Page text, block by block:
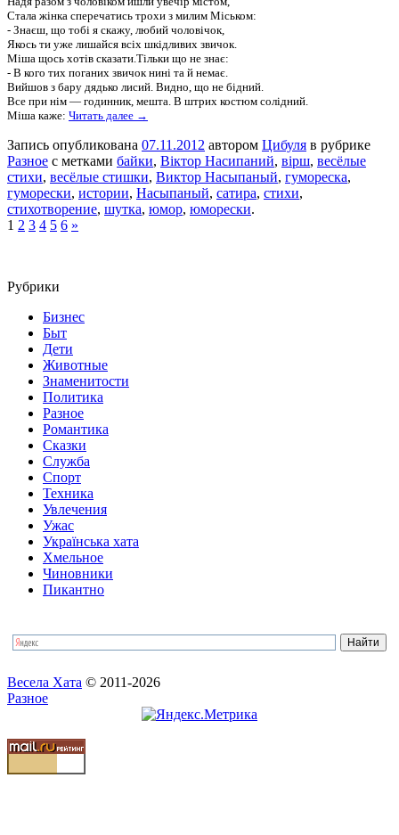
Стала жінка сперечатись трохи з милим Міськом:
- Знаєш, що тобі я скажу, любий чоловічок,
Якось ти уже лишайся всіх шкідливих звичок.
Міша щось хотів сказати.Тільки що не знає:
- В кого тих поганих звичок нині та й немає.
Вийшов з бару дядько лисий. Видно, що не бідний.
Все при нім — годинник, мешта. В штрих костюм солідний.
Міша каже: Читать далее →
Запись опубликована 07.11.2012 автором Цибуля в рубрике
Разное с метками байки, Віктор Насипаний, вірш, весёлые
стихи, весёлые стишки, Виктор Насыпаный, гумореска,
гуморески, истории, Насыпаный, сатира, стихи,
стихотворение, шутка, юмор, юморески.
1 2 3 4 5 6 »
Рубрики
Бизнес
Быт
Дети
Животные
Знаменитости
Политика
Разное
Романтика
Сказки
Служба
Спорт
Техника
Увлечения
Ужас
Українська хата
Хмельное
Чиновники
Пикантно
Весела Хата © 2011-2026
Разное